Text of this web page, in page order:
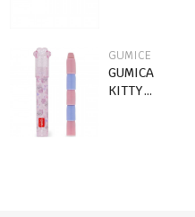
GUMICE
GUMICA
KITTY